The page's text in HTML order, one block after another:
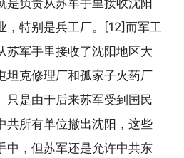
，特别是兵工厂。[12]而军工
苏军手里接收了沈阳地区大
坦克修理厂和孤家子火药厂
只是由于后来苏军受到国民
共所有单位撤出沈阳，这些
中，但苏军还是允许中共东